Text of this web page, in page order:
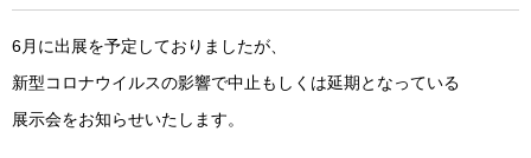
6月に出展を予定しておりましたが、
新型コロナウイルスの影響で中止もしくは延期となっている
展示会をお知らせいたします。